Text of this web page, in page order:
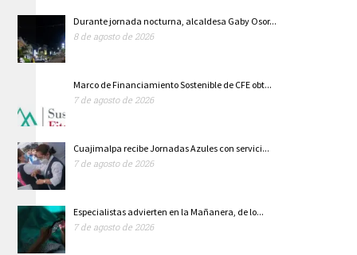
Durante jornada nocturna, alcaldesa Gaby Osor...
8 de agosto de 2026
Marco de Financiamiento Sostenible de CFE obt...
7 de agosto de 2026
Cuajimalpa recibe Jornadas Azules con servici...
7 de agosto de 2026
Especialistas advierten en la Mañanera, de lo...
7 de agosto de 2026